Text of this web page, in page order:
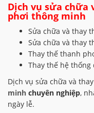
Dịch vụ sửa chữa
phơi thông minh
Sửa chữa và thay
Sửa chữa và thay
Thay thế thanh
Thay thế hệ thống
Dịch vụ sửa chữa và
minh chuyên nghiệp,
ngày lễ.